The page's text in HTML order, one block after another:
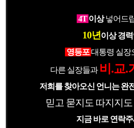
4T이상넣어드
10년 이상 경력
영등포대통령 실장
다른 실장들과 비.교.
저희를 찾아오신 언니는 완
믿고 묻지도 따지지
지금 바로 연락